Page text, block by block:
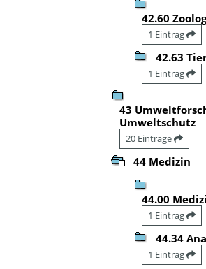
42.60
1 Eintrag
42.63
1 Eintrag
43
Umweltschutz
20 Einträge
44 Medizin
44.00
1 Eintrag
44.34
1 Eintrag